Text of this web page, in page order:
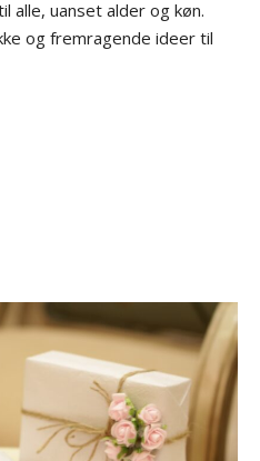
alle, uanset alder og køn.
og fremragende ideer til